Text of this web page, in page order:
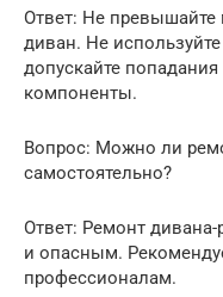
Ответ: Не превышайте
диван. Не
допускайте
компоненты.
Вопрос: Можно ли
самостоятельно?
Ответ: Ремонт
и опасным.
профессионалам.